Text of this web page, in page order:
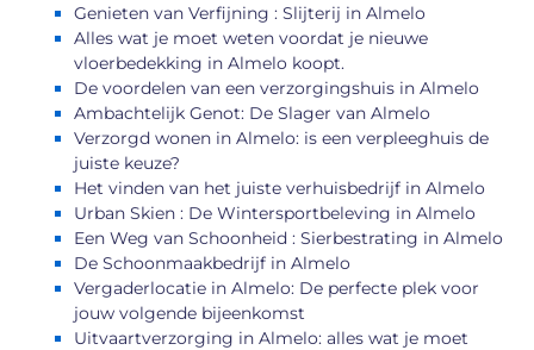
Genieten van Verfijning : Slijterij in Almelo
Alles wat je moet weten voordat je nieuwe
vloerbedekking in Almelo koopt.
De voordelen van een verzorgingshuis in Almelo
Ambachtelijk Genot: De Slager van Almelo
Verzorgd wonen in Almelo: is een verpleeghuis de
juiste keuze?
Het vinden van het juiste verhuisbedrijf in Almelo
Urban Skien : De Wintersportbeleving in Almelo
Een Weg van Schoonheid : Sierbestrating in Almelo
De Schoonmaakbedrijf in Almelo
Vergaderlocatie in Almelo: De perfecte plek voor
jouw volgende bijeenkomst
Uitvaartverzorging in Almelo: alles wat je moet